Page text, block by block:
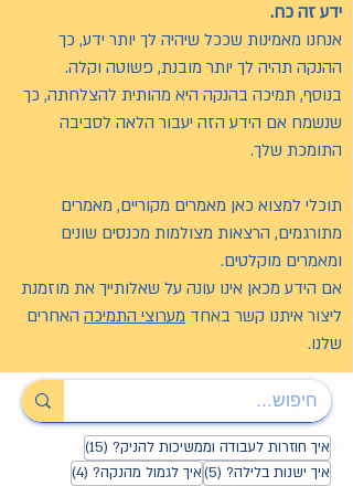
ידע זה כח.
אנחנו מאמינות שככל שיהיה לך יותר ידע, כך
ההנקה תהיה לך יותר מובנת, פשוטה וקלה.
בנוסף, תמיכה בהנקה היא מהותית להצלחתה, כך
שנשמח אם הידע הזה יעבור הלאה לסביבה
התומכת שלך.
תוכלי למצוא כאן מאמרים מקוריים, מאמרים
מתורגמים, הרצאות מצולמות מכנסים שונים
ומאמרים מוקלטים.
אם הידע מכאן אינו עונה על שאלותייך את מוזמנת
ליצור איתנו קשר באחד מערוצי התמיכה האחרים
שלנו.
איך חוזרות לעבודה וממשיכות להניק? (15)
15 פוסטים
איך ישנות בלילה? (5) 5 פוסטיםאיך לגמול מהנקה? (4) 4 פוסטים